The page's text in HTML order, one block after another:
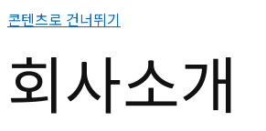
콘텐츠로 건너뛰기
회사소개